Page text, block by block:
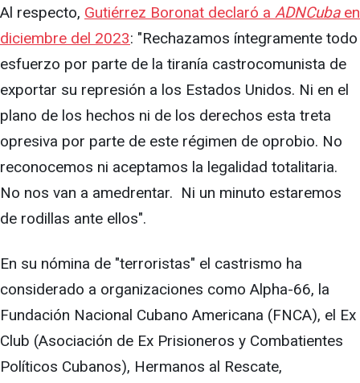
Al respecto, Gutiérrez Boronat declaró a ADNCubaen
diciembre del 2023: "Rechazamos íntegramente todo
esfuerzo por parte de la tiranía castrocomunista de
exportar su represión a los Estados Unidos. Ni en el
plano de los hechos ni de los derechos esta treta
opresiva por parte de este régimen de oprobio. No
reconocemos ni aceptamos la legalidad totalitaria.
No nos van a amedrentar. Ni un minuto estaremos
de rodillas ante ellos".
En su nómina de "terroristas" el castrismo ha
considerado a organizaciones como Alpha-66, la
Fundación Nacional Cubano Americana (FNCA), el Ex
Club (Asociación de Ex Prisioneros y Combatientes
Políticos Cubanos), Hermanos al Rescate,